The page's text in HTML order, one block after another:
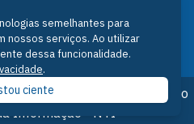
- Desenvolvido pelo Núcleo
Informação - NTI
semelhantes para
nossos serviços. Ao utilizar
dessa funcionalidade.
.
ciente